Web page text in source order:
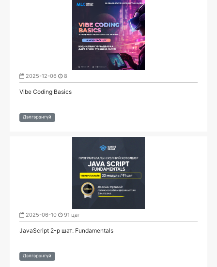
2025-12-06 8
Vibe Coding Basics
Дэлгэрэнгүй
2025-06-10 91 цаг
JavaScript 2-р шат: Fundamentals
Дэлгэрэнгүй